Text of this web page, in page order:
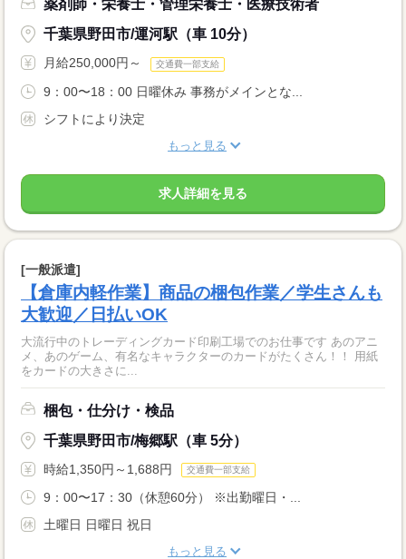
薬剤師・栄養士・管理栄養士・医療技術者
千葉県野田市/運河駅（車 10分）
月給250,000円～ 交通費一部支給
9：00〜18：00 日曜休み 事務がメインとな...
シフトにより決定
もっと見る
求人詳細を見る
[一般派遣]
【倉庫内軽作業】商品の梱包作業／学生さんも
大歓迎／日払いOK
大流行中のトレーディングカード印刷工場でのお仕事です あのアニ
メ、あのゲーム、有名なキャラクターのカードがたくさん！！ 用紙
をカードの大きさに...
梱包・仕分け・検品
千葉県野田市/梅郷駅（車 5分）
時給1,350円～1,688円 交通費一部支給
9：00〜17：30（休憩60分） ※出勤曜日・...
土曜日 日曜日 祝日
もっと見る